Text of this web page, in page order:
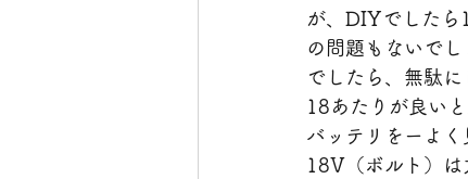
が、DIYでしたら
の問題もないで
でしたら、無駄
18あたりが良いと
バッテリをーよく
18V（ボルト）は